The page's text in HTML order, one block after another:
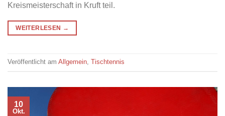
Kreismeisterschaft in Kruft teil.
WEITERLESEN →
Veröffentlicht am Allgemein, Tischtennis
10
Okt.